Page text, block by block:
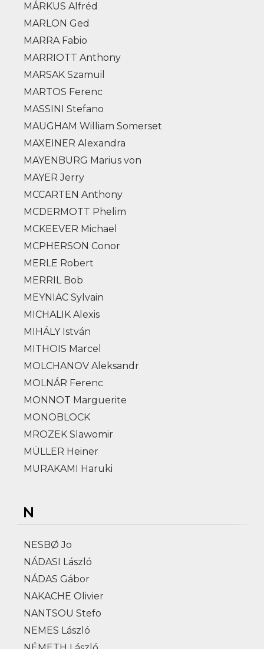
MÁRKUS Alfréd
MARLON Ged
MARRA Fabio
MARRIOTT Anthony
MARSAK Szamuil
MARTOS Ferenc
MASSINI Stefano
MAUGHAM William Somerset
MAXEINER Alexandra
MAYENBURG Marius von
MAYER Jerry
MCCARTEN Anthony
MCDERMOTT Phelim
MCKEEVER Michael
MCPHERSON Conor
MERLE Robert
MERRIL Bob
MEYNIAC Sylvain
MICHALIK Alexis
MIHÁLY István
MITHOIS Marcel
MOLCHANOV Aleksandr
MOLNÁR Ferenc
MONNOT Marguerite
MONOBLOCK
MROZEK Slawomir
MÜLLER Heiner
MURAKAMI Haruki
N
NESBØ Jo
NÁDASI László
NÁDAS Gábor
NAKACHE Olivier
NANTSOU Stefo
NEMES László